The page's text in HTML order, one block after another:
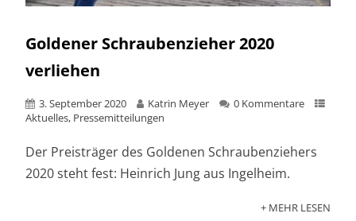
Goldener Schraubenzieher 2020
verliehen
3. September 2020 Katrin Meyer
0 Kommentare
Aktuelles, Pressemitteilungen
Der Preisträger des Goldenen Schraubenziehers
2020 steht fest: Heinrich Jung aus Ingelheim.
+ MEHR LESEN